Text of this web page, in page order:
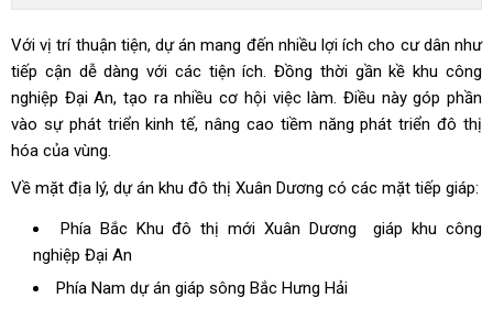
Với vị trí thuận tiện, dự án mang đến nhiều lợi ích cho cư dân như
tiếp cận dễ dàng với các tiện ích. Đồng thời gần kề khu công
nghiệp Đại An, tạo ra nhiều cơ hội việc làm. Điều này góp phần
vào sự phát triển kinh tế, nâng cao tiềm năng phát triển đô thị
hóa của vùng.
Về mặt địa lý, dự án khu đô thị Xuân Dương có các mặt tiếp giáp:
Phía Bắc Khu đô thị mới Xuân Dương giáp khu công
nghiệp Đại An
Phía Nam dự án giáp sông Bắc Hưng Hải